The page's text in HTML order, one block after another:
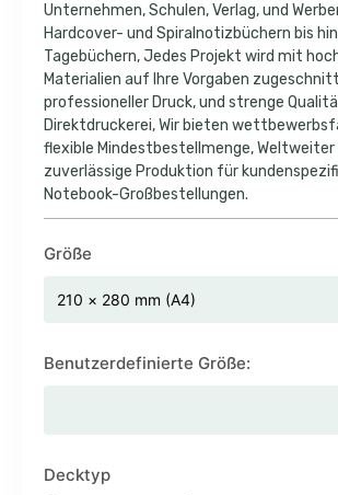
Unternehmen, Schulen, Verlag, und
Hardcover- und Spiralnotizbüchern bis
Tagebüchern, Jedes Projekt wird mit
Materialien auf Ihre Vorgaben
professioneller Druck, und strenge
Direktdruckerei, Wir bieten
flexible Mindestbestellmenge, Weltweiter
zuverlässige Produktion für
Notebook-Großbestellungen.
Größe
Benutzerdefinierte Größe:
Decktyp